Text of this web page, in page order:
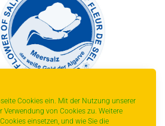
Cookies ein. Mit der Nutzung unserer
Verwendung von Cookies zu. Weitere
einsetzen, und wie Sie die